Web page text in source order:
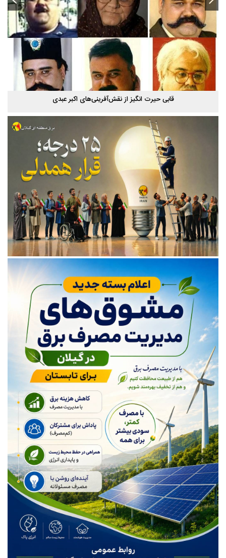
قابی حیرت‌ انگیز از نقش‌آفرینی‌های اکبر عبدی